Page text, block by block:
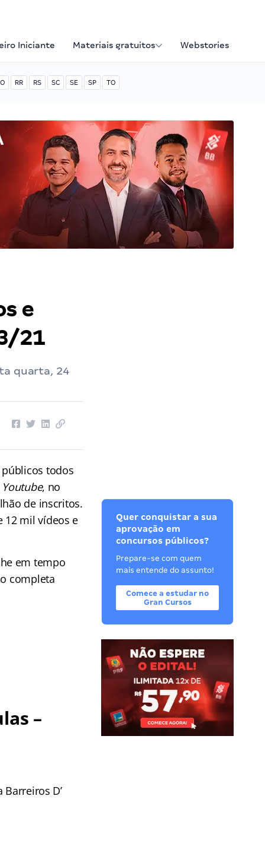
Iniciante Materiais gratuitos Webstories
RR RS SC SE SP TO
e
21
quarta, 24
todos
Youtube, no
de inscritos.
12 mil vídeos e
em tempo
completa
–
D’
Quer conquistar a sua
aprovação em
concursos públicos?
Prepare-se com quem
mais entende do assunto!
Comece a estudar no
Gran Cursos